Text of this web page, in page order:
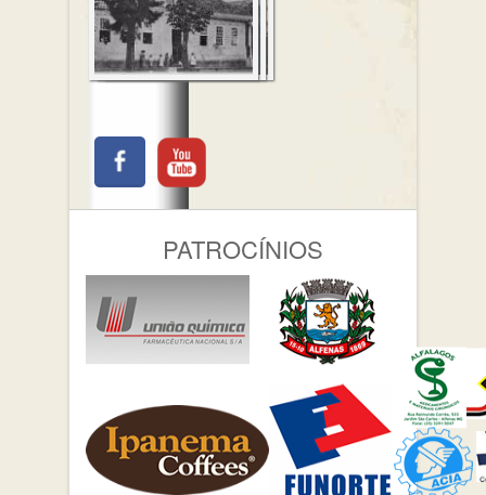
PATROCÍNIOS